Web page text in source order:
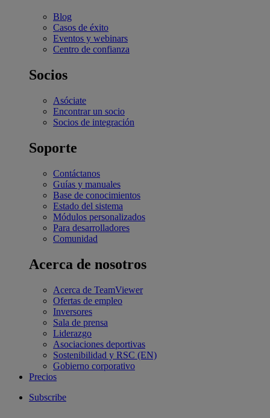
Blog
Casos de éxito
Eventos y webinars
Centro de confianza
Socios
Asóciate
Encontrar un socio
Socios de integración
Soporte
Contáctanos
Guías y manuales
Base de conocimientos
Estado del sistema
Módulos personalizados
Para desarrolladores
Comunidad
Acerca de nosotros
Acerca de TeamViewer
Ofertas de empleo
Inversores
Sala de prensa
Liderazgo
Asociaciones deportivas
Sostenibilidad y RSC (EN)
Gobierno corporativo
Precios
Subscribe